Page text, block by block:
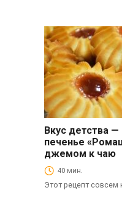
Выпечка
Вкус детства
печенье
джемом к чаю
40 мин.
Этот рецепт совсем